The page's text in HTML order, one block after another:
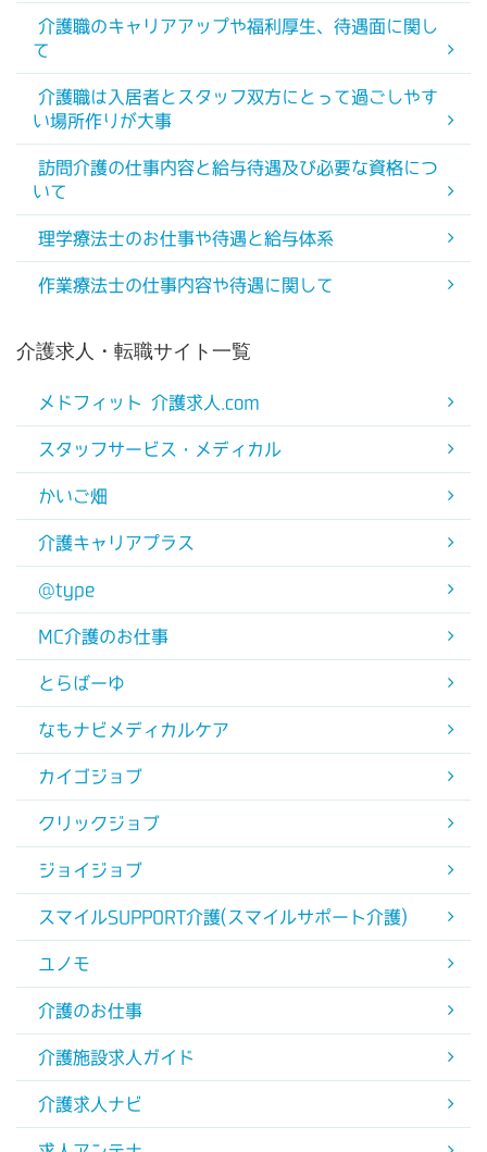
介護職のキャリアアップや福利厚生、待遇面に関し
て
介護職は入居者とスタッフ双方にとって過ごしやす
い場所作りが大事
訪問介護の仕事内容と給与待遇及び必要な資格につ
いて
理学療法士のお仕事や待遇と給与体系
作業療法士の仕事内容や待遇に関して
介護求人・転職サイト一覧
メドフィット 介護求人.com
スタッフサービス・メディカル
かいご畑
介護キャリアプラス
@type
MC介護のお仕事
とらばーゆ
なもナビメディカルケア
カイゴジョブ
クリックジョブ
ジョイジョブ
スマイルSUPPORT介護(スマイルサポート介護)
ユノモ
介護のお仕事
介護施設求人ガイド
介護求人ナビ